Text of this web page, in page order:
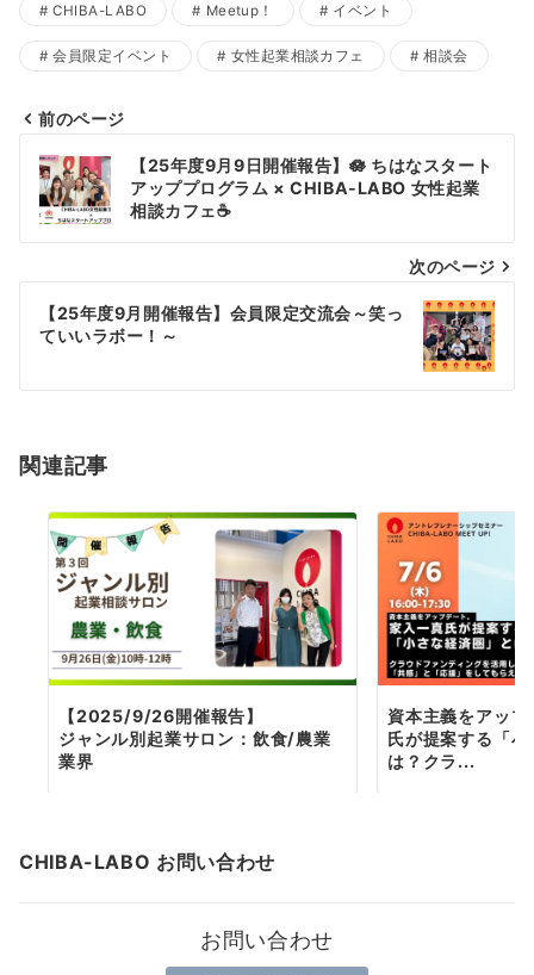
CHIBA-LABO Meetup！ イベント
会員限定イベント 女性起業相談カフェ 相談会
投
稿
ナ
ビ
シ
ン
前のページ
【25年度9月9日開催報告】🪷 ちはなスタート
アッププログラム × CHIBA-LABO 女性起業
相談カフェ☕️
次のページ
【25年度9月開催報告】会員限定交流会～笑っ
ていいラボー！～
関連記事
【2025/9/26開催報告】
ジャンル別起業サロン：飲食/農業
業界
資本主義をアッ
氏が提案する「
は？クラ...
CHIBA-LABO お問い合わせ
お問い合わせ